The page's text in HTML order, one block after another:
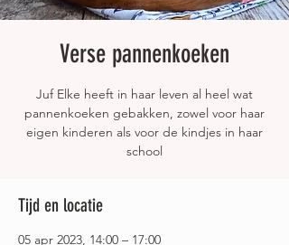
Verse pannenkoeken
Juf Elke heeft in haar leven al heel wat
pannenkoeken gebakken, zowel voor haar
eigen kinderen als voor de kindjes in haar
school
Tijd en locatie
05 apr 2023, 14:00 – 17:00